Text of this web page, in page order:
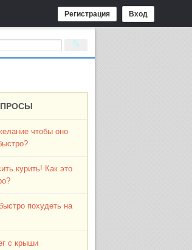
Регистрация Вход
чтобы оно
курить! Как это
похудеть на
с крыши